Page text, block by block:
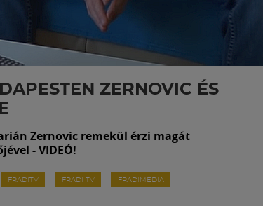
ZERNOVIC ÉS
Zernovic remekül érzi magát
- VIDEÓ!
FRADITV FRADI TV FRADIMEDIA